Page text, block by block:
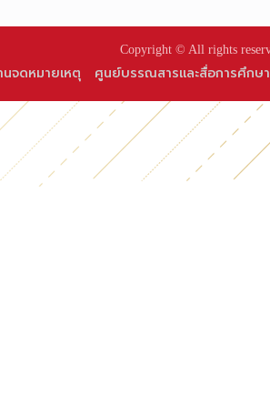
Copyright © All rights
นจดหมายเหตุ ศูนย์บรรณสารและสื่อการศึกษา